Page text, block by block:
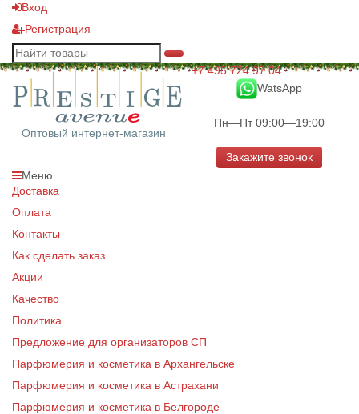
Вход
Регистрация
Оптовый интернет-магазин
+7 495 724 97 04
WatsApp
Пн—Пт 09:00—19:00
Закажите звонок
Меню
Доставка
Оплата
Контакты
Как сделать заказ
Акции
Качество
Политика
Предложение для организаторов СП
Парфюмерия и косметика в Архангельске
Парфюмерия и косметика в Астрахани
Парфюмерия и косметика в Белгороде